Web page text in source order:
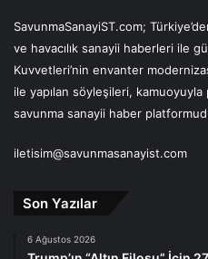
SavunmaSanayiST.com;
ve havacılık sanayii haberleri ile
Kuvvetleri’nin envanter
ile yapılan söyleşileri, kamuoyuyla
savunma sanayii haber
iletisim@savunmasanayist.com
Son Yazılar
6 Ağustos 2026